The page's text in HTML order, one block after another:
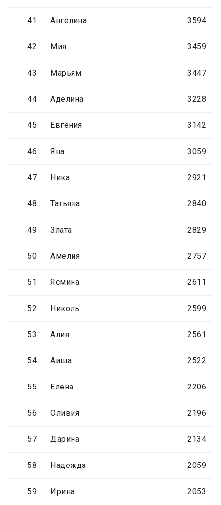
41 Ангелина 3594
42 Мия 3459
43 Марьям 3447
44 Аделина 3228
45 Евгения 3142
46 Яна 3059
47 Ника 2921
48 Татьяна 2840
49 Злата 2829
50 Амелия 2757
51 Ясмина 2611
52 Николь 2599
53 Алия 2561
54 Аиша 2522
55 Елена 2206
56 Оливия 2196
57 Дарина 2134
58 Надежда 2059
59 Ирина 2053